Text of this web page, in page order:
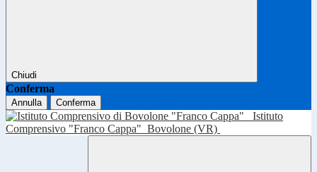
Chiudi
Conferma
Annulla Conferma
Istituto
Comprensivo "Franco Cappa" Bovolone (VR)